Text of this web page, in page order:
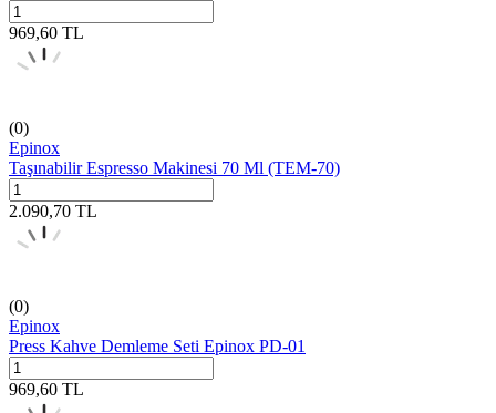
969,60 TL
(0)
Epinox
Taşınabilir Espresso Makinesi 70 Ml (TEM-70)
2.090,70 TL
(0)
Epinox
Press Kahve Demleme Seti Epinox PD-01
969,60 TL